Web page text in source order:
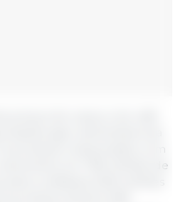
preços do cacau e do café
agro-alimentares da
produtos relacionados com
em 758 milhões de
pela confeitaria (329 milhões
produtos lácteos (158